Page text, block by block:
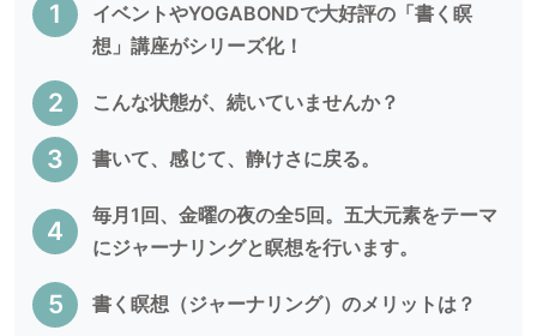
イベントやYOGABONDで大好評の「書く瞑
想」講座がシリーズ化！
こんな状態が、続いていませんか？
書いて、感じて、静けさに戻る。
毎月1回、金曜の夜の全5回。五大元素をテーマ
にジャーナリングと瞑想を行います。
書く瞑想（ジャーナリング）のメリットは？